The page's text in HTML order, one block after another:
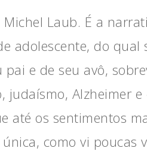
Laub. É a
adolescente, do qual
e de seu avô,
Alzheimer
até os sentimentos
como vi poucas